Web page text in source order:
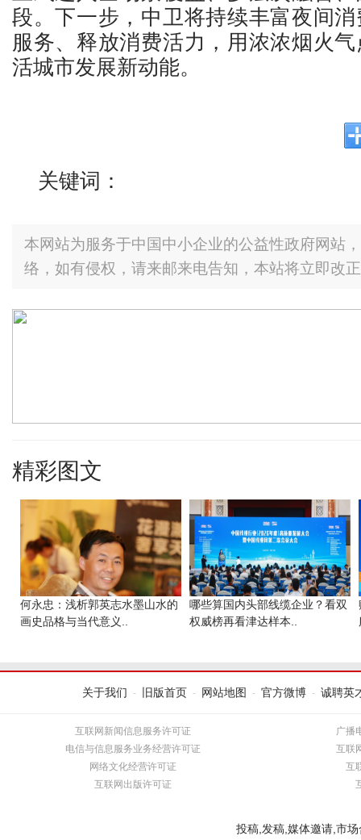
段。下一步，中卫将持续丰富夜间
服务、释放消费活力，用浓浓烟火
活城市发展新动能。
关键词：
本网站为服务于中国中小企业的公益性政府网站
络，如有侵权，请来邮来电告知，本站将立即改
精彩图文
何永忠：浅析郭英志水墨山水的
画史品格与当代意义..
哪些算国内头部线缆企业？看双
权威榜再看津达样本..
关于我们 - 旧版首页 - 网站地图 - 官方微博 - 诚聘英
互联网新闻信息服务许可证
电信与信息服务业务经营许可证
网络文化经营许可证
互联网出版许可证
广播
互联
互
投稿,发稿,媒体邀请,市